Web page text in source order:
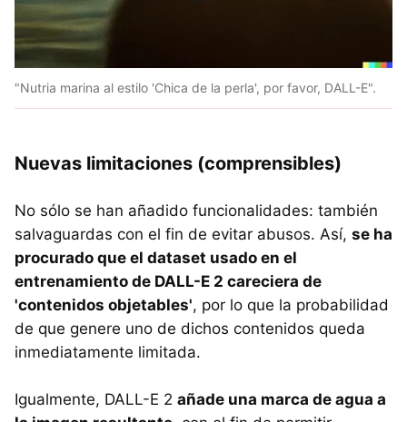
"Nutria marina al estilo 'Chica de la perla', por favor, DALL-E".
Nuevas limitaciones (comprensibles)
No sólo se han añadido funcionalidades: también
salvaguardas con el fin de evitar abusos. Así, se ha
procurado que el dataset usado en el
entrenamiento de DALL-E 2 careciera de
'contenidos objetables', por lo que la probabilidad
de que genere uno de dichos contenidos queda
inmediatamente limitada.
Igualmente, DALL-E 2 añade una marca de agua a